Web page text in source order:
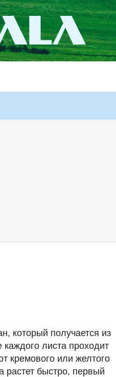
который получается из
листа проходит
кремового или желтого
растет быстро, первый